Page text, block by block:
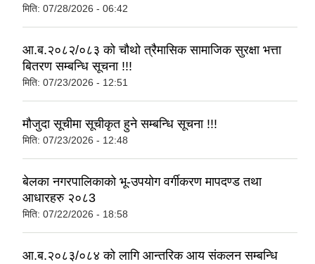
मिति: 07/28/2026 - 06:42
आ.ब.२०८२/०८३ को चौथो त्रैमासिक सामाजिक सुरक्षा भत्ता
बितरण सम्बन्धि सूचना !!!
मिति: 07/23/2026 - 12:51
मौजुदा सूचीमा सूचीकृत हुने सम्बन्धि सूचना !!!
मिति: 07/23/2026 - 12:48
बेलका नगरपालिकाको भू-उपयोग वर्गीकरण मापदण्ड तथा
आधारहरु २०८3
मिति: 07/22/2026 - 18:58
आ.ब.२०८३/०८४ को लागि आन्तरिक आय संकलन सम्बन्धि